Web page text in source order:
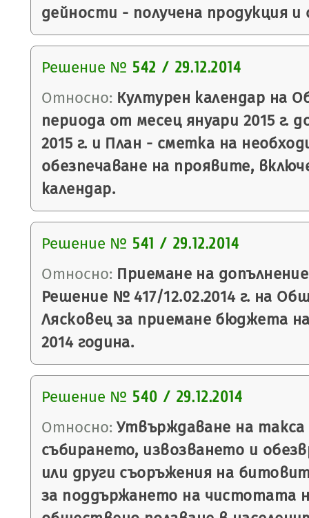
дейности - получена продукция и
Решение № 542 / 29.12.2014
Относно: Културен календар на
периода от месец януари 2015 г.
2015 г. и План - сметка на
обезпечаване на проявите,
календар.
Решение № 541 / 29.12.2014
Относно: Приемане на
Решение № 417/12.02.2014 г. на
Лясковец за приемане бюджета
2014 година.
Решение № 540 / 29.12.2014
Относно: Утвърждаване на такса
събирането, извозването и
или други съоръжения на
за поддържането на чистотата